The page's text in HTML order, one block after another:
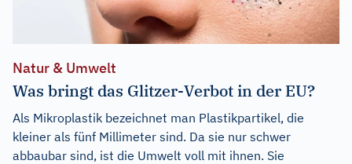
Natur & Umwelt
Was bringt das Glitzer-Verbot in der EU?
Als Mikroplastik bezeichnet man Plastikpartikel, die
kleiner als fünf Millimeter sind. Da sie nur schwer
abbaubar sind, ist die Umwelt voll mit ihnen. Sie